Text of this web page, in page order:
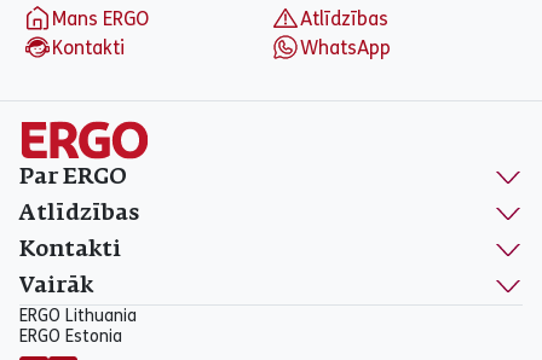
Mans ERGO
Atlīdzības
Kontakti
WhatsApp
Par ERGO
Atlīdzības
Kontakti
Vairāk
ERGO Lithuania
ERGO Estonia